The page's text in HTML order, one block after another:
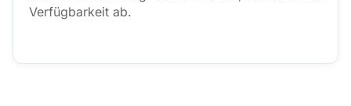
Verfügbarkeit ab.